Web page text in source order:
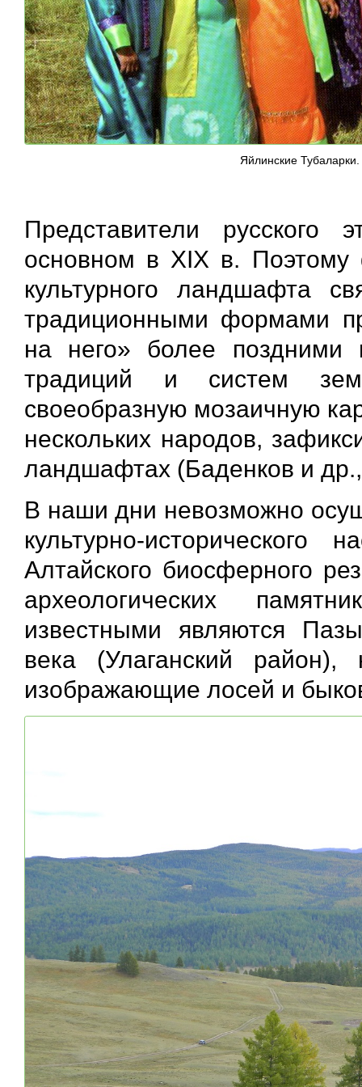
Яйлинские
Представители русского
основном в XIX в. Поэтому
культурного ландшафта
традиционными формами
на него» более поздними
традиций и систем
своеобразную мозаичную
нескольких народов,
ландшафтах (Баденков и
В наши дни невозможно
культурно-
Алтайского биосферного
археологических
известными являются
века (Улаганский район),
изображающие лосей и